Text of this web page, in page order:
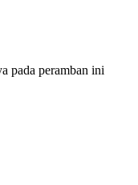
pada peramban ini